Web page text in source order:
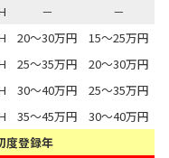
－
－
20～30万円
15～25万円
25～35万円
20～30万円
30～40万円
25～35万円
35～45万円
30～40万円
度登録年